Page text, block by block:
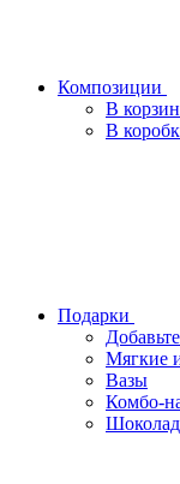
Композиции
В
В
Подарки
Мягкие
Вазы
Комбо-
Шоколад